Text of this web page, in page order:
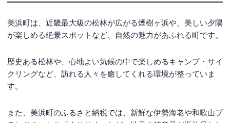
美浜町は、近畿最大級の松林が広がる煙樹ヶ浜や、美しい夕陽
が楽しめる絶景スポットなど、自然の魅力があふれる町です。
歴史ある松林や、心地よい気候の中で楽しめるキャンプ・サイ
クリングなど、訪れる人々を癒してくれる環境が整っていま
す。
また、美浜町のふるさと納税では、新鮮な伊勢海老や和歌山ブ